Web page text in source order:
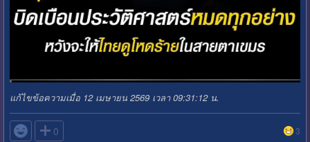
แก้ไขข้อความเมื่อ 12 เมษายน 2569 เวลา 09:31:12 น.
 0 3